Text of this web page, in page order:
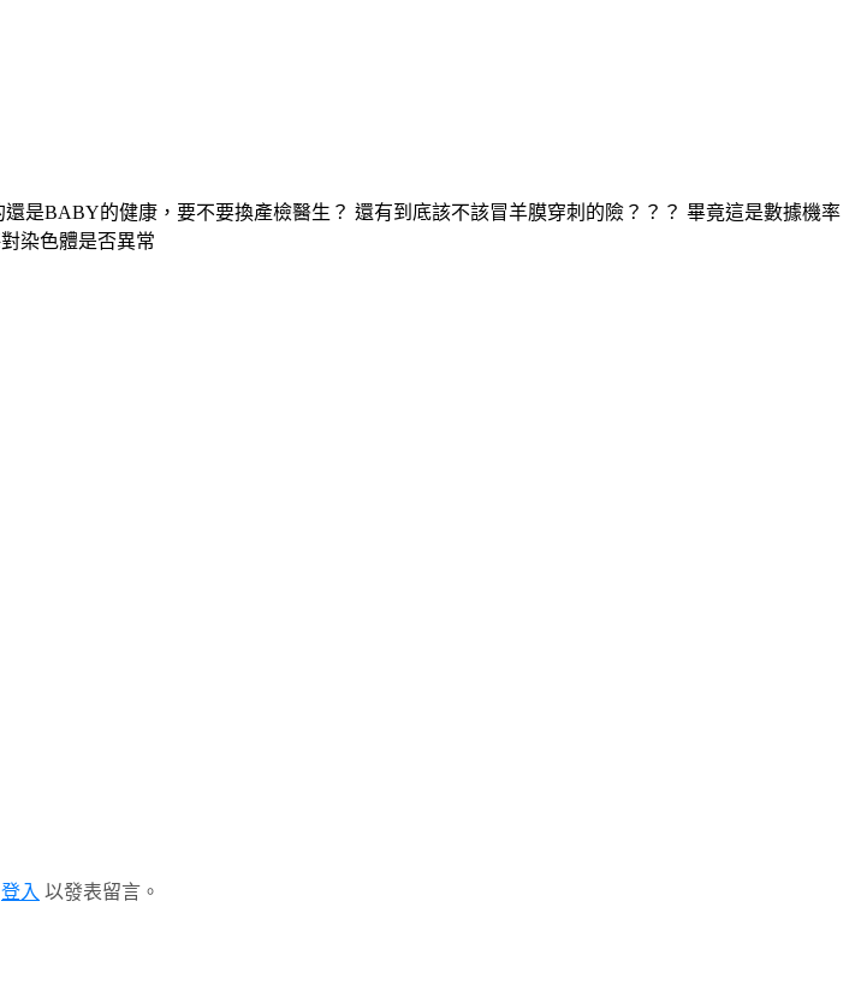
是BABY的健康，要不要換產檢醫生？ 還有到底該不該冒羊膜穿刺的險？？？ 畢竟這是數據機率
染色體是否異常
登入 以發表留言。